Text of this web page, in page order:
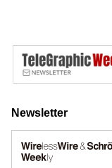
Newsletter